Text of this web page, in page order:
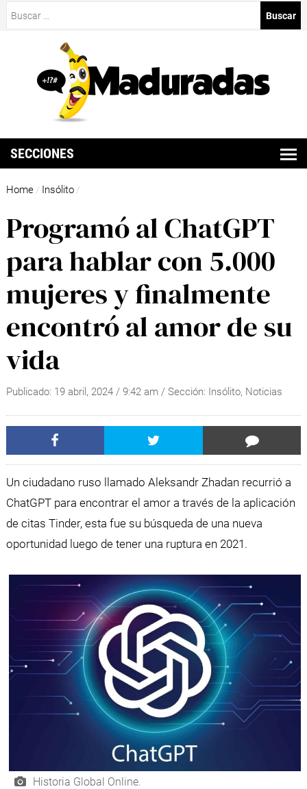
SECCIONES
Home / Insólito /
Programó al ChatGPT
para hablar con 5.000
mujeres y finalmente
encontró al amor de su
vida
Publicado: 19 abril, 2024/ 9:42 am / Sección: Insólito, Noticias
Un ciudadano ruso llamado Aleksandr Zhadan recurrió a
ChatGPT para encontrar el amor a través de la aplicación
de citas Tinder, esta fue su búsqueda de una nueva
oportunidad luego de tener una ruptura en 2021.
Historia Global Online.